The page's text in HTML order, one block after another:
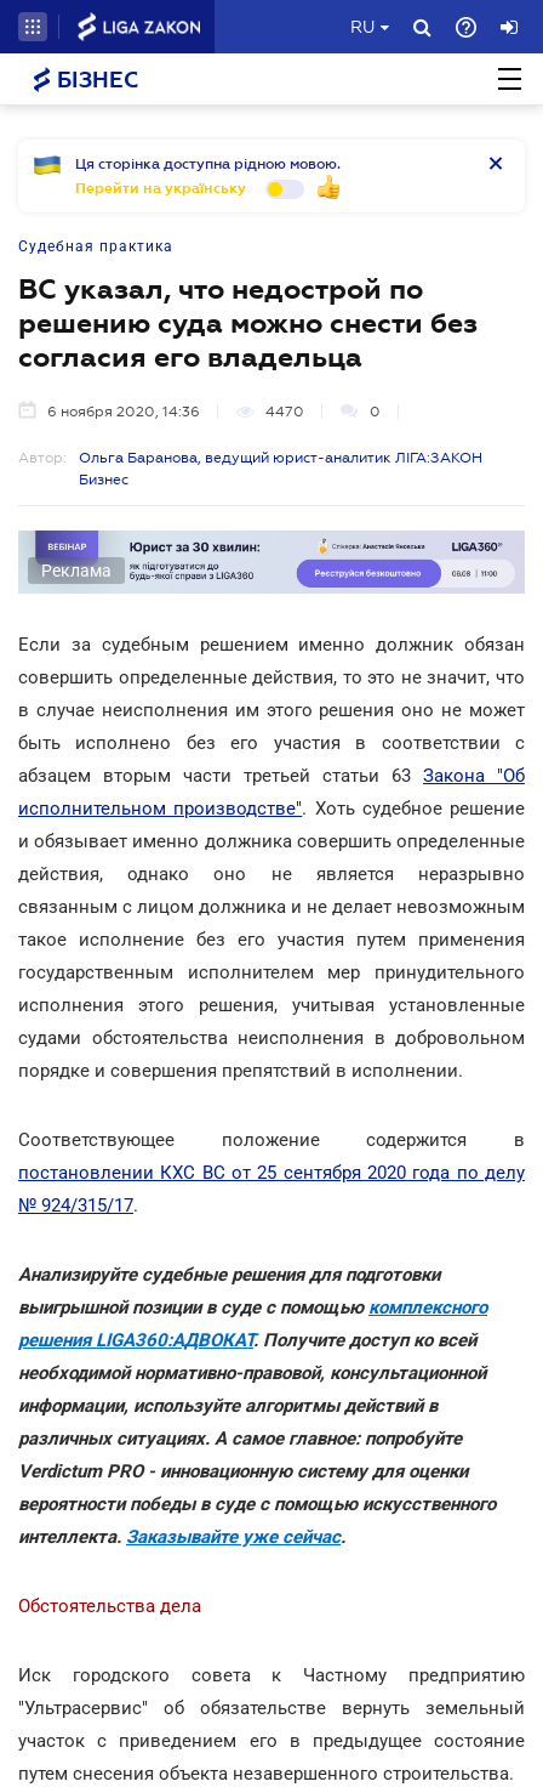
RU
БІЗНЕС
Ця сторінка доступна рідною мовою.
Перейти на українську
Судебная практика
ВС указал, что недострой по
решению суда можно снести без
согласия его владельца
6 ноября 2020, 14:36 4470 0
Автор:
Ольга Баранова, ведущий юрист-аналитик ЛІГА:ЗАКОН
Бизнес
Реклама
Если за судебным решением именно должник обязан
совершить определенные действия, то это не значит, что
в случае неисполнения им этого решения оно не может
быть исполнено без его участия в соответствии с
абзацем вторым части третьей статьи 63 Закона "Об
исполнительном производстве". Хоть судебное решение
и обязывает именно должника совершить определенные
действия, однако оно не является неразрывно
связанным с лицом должника и не делает невозможным
такое исполнение без его участия путем применения
государственным исполнителем мер принудительного
исполнения этого решения, учитывая установленные
судами обстоятельства неисполнения в добровольном
порядке и совершения препятствий в исполнении.
Соответствующее положение содержится в
постановлении КХС ВС от 25 сентября 2020 года по делу
№ 924/315/17.
Анализируйте судебные решения для подготовки
выигрышной позиции в суде с помощью комплексного
решения LIGA360:АДВОКАТ. Получите доступ ко всей
необходимой нормативно-правовой, консультационной
информации, используйте алгоритмы действий в
различных ситуациях. А самое главное: попробуйте
Verdictum PRO - инновационную систему для оценки
вероятности победы в суде с помощью искусственного
интеллекта. Заказывайте уже сейчас.
Обстоятельства дела
Иск городского совета к Частному предприятию
"Ультрасервис" об обязательстве вернуть земельный
участок с приведением его в предыдущее состояние
путем снесения объекта незавершенного строительства.